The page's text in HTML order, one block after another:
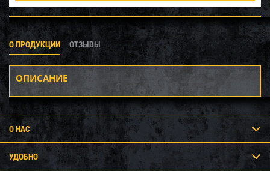
О ПРОДУКЦИИ ОТЗЫВЫ
ОПИСАНИЕ
О НАС
УДОБНО